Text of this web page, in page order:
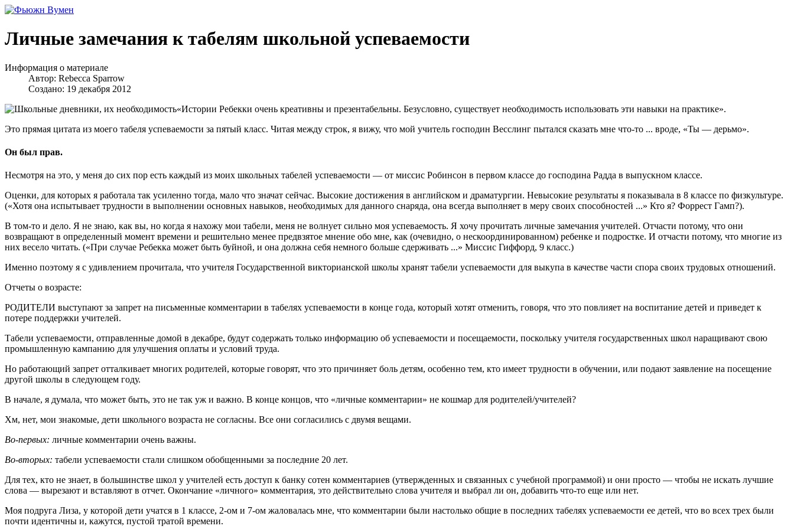
Личные замечания к табелям школьной успеваемости
Информация о материале
Автор: Rebecca Sparrow
Создано: 19 декабря 2012
«Истории Ребекки очень креативны и презентабельны. Безусловно, существует необходимость использовать эти навыки на практике».
Это прямая цитата из моего табеля успеваемости за пятый класс. Читая между строк, я вижу, что мой учитель господин Весслинг пытался сказать мне что-то ... вроде, «Ты — дерьмо».
Он был прав.
Несмотря на это, у меня до сих пор есть каждый из моих школьных табелей успеваемости — от миссис Робинсон в первом классе до господина Радда в выпускном классе.
Оценки, для которых я работала так усиленно тогда, мало что значат сейчас. Высокие достижения в английском и драматургии. Невысокие результаты я показывала в 8 классе по физкультуре.
(«Хотя она испытывает трудности в выполнении основных навыков, необходимых для данного снаряда, она всегда выполняет в меру своих способностей ...» Кто я? Форрест Гамп?).
В том-то и дело. Я не знаю, как вы, но когда я нахожу мои табели, меня не волнует сильно моя успеваемость. Я хочу прочитать личные замечания учителей. Отчасти потому, что они
возвращают в определенный момент времени и решительно менее предвзятое мнение обо мне, как (очевидно, о нескоординированном) ребенке и подростке. И отчасти потому, что многие из
них весело читать. («При случае Ребекка может быть буйной, и она должна себя немного больше сдерживать ...» Миссис Гиффорд, 9 класс.)
Именно поэтому я с удивлением прочитала, что учителя Государственной викторианской школы хранят табели успеваемости для выкупа в качестве части спора своих трудовых отношений.
Отчеты о возрасте:
РОДИТЕЛИ выступают за запрет на письменные комментарии в табелях успеваемости в конце года, который хотят отменить, говоря, что это повлияет на воспитание детей и приведет к
потере поддержки учителей.
Табели успеваемости, отправленные домой в декабре, будут содержать только информацию об успеваемости и посещаемости, поскольку учителя государственных школ наращивают свою
промышленную кампанию для улучшения оплаты и условий труда.
Но работающий запрет отталкивает многих родителей, которые говорят, что это причиняет боль детям, особенно тем, кто имеет трудности в обучении, или подают заявление на посещение
другой школы в следующем году.
В начале, я думала, что может быть, это не так уж и важно. В конце концов, что «личные комментарии» не кошмар для родителей/учителей?
Хм, нет, мои знакомые, дети школьного возраста не согласны. Все они согласились с двумя вещами.
Во-первых: личные комментарии очень важны.
Во-вторых: табели успеваемости стали слишком обобщенными за последние 20 лет.
Для тех, кто не знает, в большинстве школ у учителей есть доступ к банку сотен комментариев (утвержденных и связанных с учебной программой) и они просто — чтобы не искать лучшие
слова — вырезают и вставляют в отчет. Окончание «личного» комментария, это действительно слова учителя и выбрал ли он, добавить что-то еще или нет.
Моя подруга Лиза, у которой дети учатся в 1 классе, 2-ом и 7-ом жаловалась мне, что комментарии были настолько общие в последних табелях успеваемости ее детей, что во всех трех были
почти идентичны и, кажутся, пустой тратой времени.